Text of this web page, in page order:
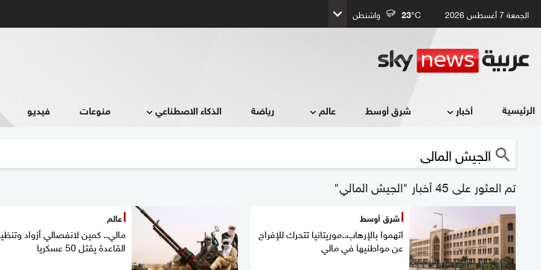
الجمعة 7 أغسطس 2026 23°C واشنطن
الرئيسية أخبار شرق أوسط عالم رياضة الذكاء الاصطناعي منوعات فيديو
تم العثور على 45 أخبار "الجيش المالي"
شرق أوسط
اتهموا بالإرهاب..موريتانيا تتحرك للإفراج
عن مواطنيها في مالي
عالم
مالي.. كمين لانفصالي أزواد
القاعدة يقتل 50 عسكريا